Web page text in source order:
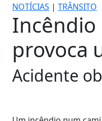
NOTÍCIAS | TRÂNSITO
Incêndio
provoca
Acidente